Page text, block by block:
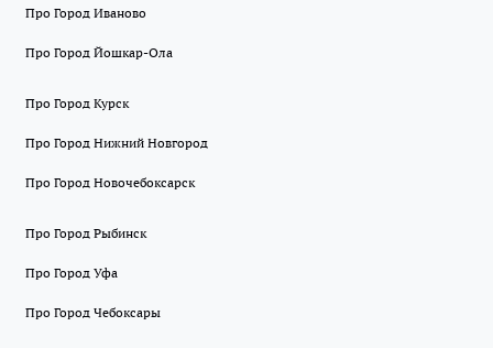
Про Город Иваново
Про Город Йошкар-Ола
Про Город Курск
Про Город Нижний Новгород
Про Город Новочебоксарск
Про Город Рыбинск
Про Город Уфа
Про Город Чебоксары